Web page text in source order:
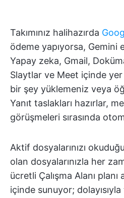
Takımınız halihazırda
ödeme yapıyorsa, Gemini
Yapay zeka, Gmail,
Slaytlar ve Meet içinde yer
bir şey yüklemeniz veya
Yanıt taslakları hazırlar,
görüşmeleri sırasında
Aktif dosyalarınızı
olan dosyalarınızla her
ücretli Çalışma Alanı
içinde sunuyor; dolayısıyla